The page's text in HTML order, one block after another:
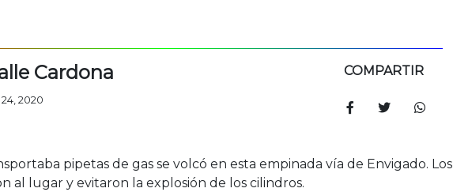
Cardona
2020
COMPARTIR
pipetas de gas se volcó en esta empinada vía de Envigado. Los
al lugar y evitaron la explosión de los cilindros.